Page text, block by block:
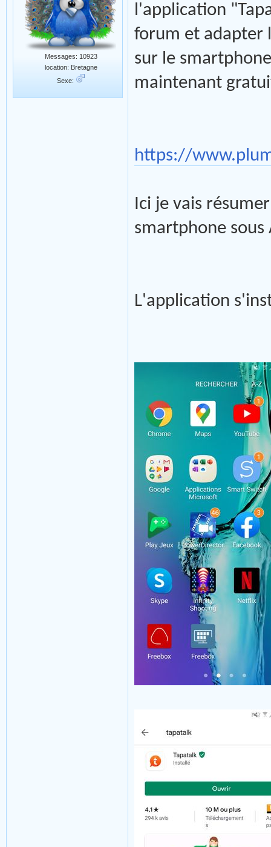
Messages: 10923
location: Bretagne
Sexe:
l'application
forum et adapter
sur le
maintenant
https://
Ici je vais
smartphone sous
L'application